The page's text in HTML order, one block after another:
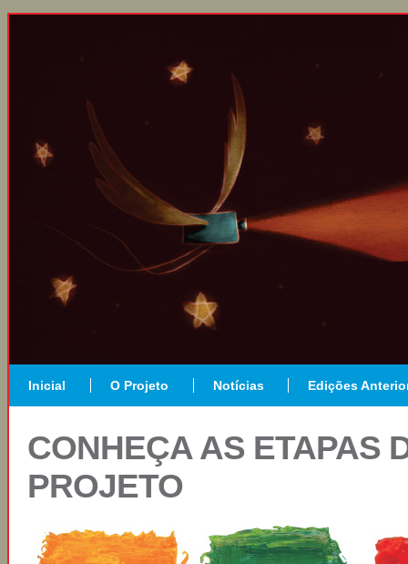
Inicial O Projeto Notícias Edições
CONHEÇA AS ETAPAS
PROJETO